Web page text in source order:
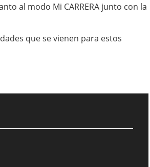
al modo Mi CARRERA junto con la
que se vienen para estos